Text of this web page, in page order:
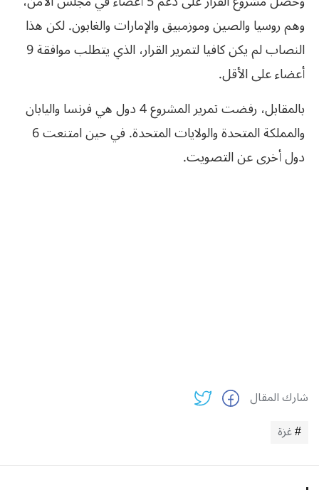
وهم روسيا والصين وموزمبيق والإمارات والغابون. لكن هذا
النصاب لم يكن كافيا لتمرير القرار، الذي يتطلب موافقة 9
أعضاء على الأقل.
بالمقابل، رفضت تمرير المشروع 4 دول هي فرنسا واليابان
والمملكة المتحدة والولايات المتحدة. في حين امتنعت 6
دول أخرى عن التصويت.
شارك المقال
غزة